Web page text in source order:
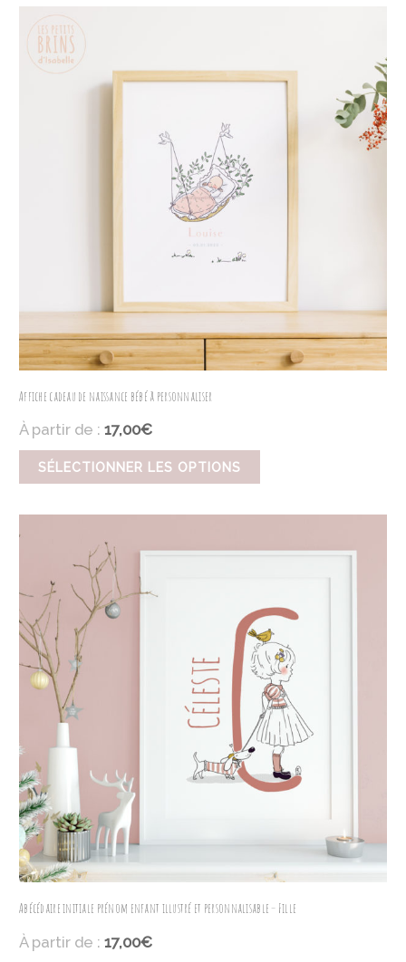
Affiche cadeau de naissance bébé à personnaliser
À partir de : 17,00€
SÉLECTIONNER LES OPTIONS
Abécédaire initiale prénom enfant illustré et personnalisable – Fille
À partir de : 17,00€